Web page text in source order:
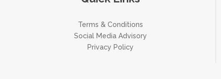
Terms & Conditions
Social Media Advisory
Privacy Policy